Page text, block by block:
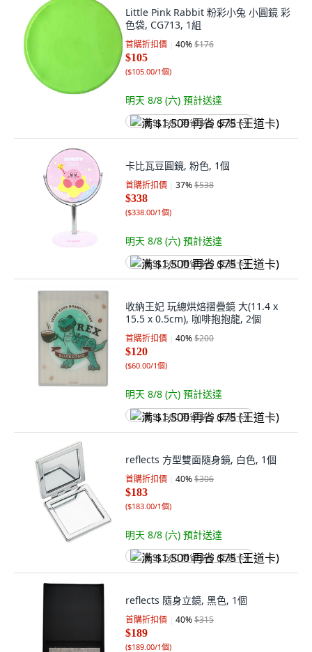
Little Pink Rabbit 粉彩小兔 小圓鏡 彩
色袋, CG713, 1組
首購折扣價 40%$176
$105
($105.00/1個)
明天 8/8 (六) 預計送達
满 $1,500 再省 $75 (王道卡)
卡比瓦豆圓鏡, 粉色, 1個
首購折扣價 37%$538
$338
($338.00/1個)
明天 8/8 (六) 預計送達
满 $1,500 再省 $75 (王道卡)
收納王妃 玩總烘焙摺疊鏡 大(11.4 x
15.5 x 0.5cm), 咖啡抱抱龍, 2個
首購折扣價 40%$200
$120
($60.00/1個)
明天 8/8 (六) 預計送達
满 $1,500 再省 $75 (王道卡)
reflects 方型雙面隨身鏡, 白色, 1個
首購折扣價 40%$306
$183
($183.00/1個)
明天 8/8 (六) 預計送達
满 $1,500 再省 $75 (王道卡)
reflects 隨身立鏡, 黑色, 1個
首購折扣價 40%$315
$189
($189.00/1個)